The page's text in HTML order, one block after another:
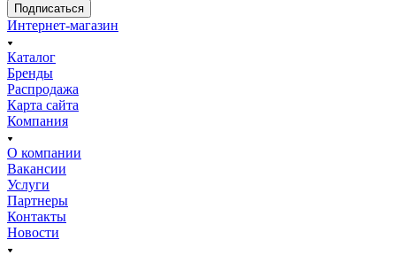
Подписаться
Интернет-магазин
Каталог
Бренды
Распродажа
Карта сайта
Компания
О компании
Вакансии
Услуги
Партнеры
Контакты
Новости